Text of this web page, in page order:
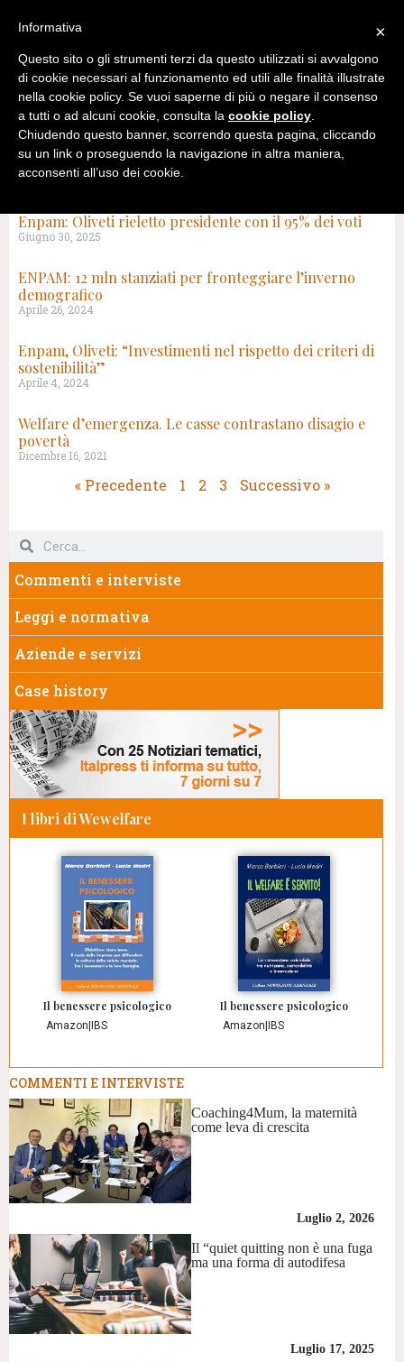
Enpam: Oliveti rieletto presidente con il 95% dei voti
Giugno 30, 2025
ENPAM: 12 mln stanziati per fronteggiare l’inverno
demografico
Aprile 26, 2024
Enpam, Oliveti: “Investimenti nel rispetto dei criteri di
sostenibilità”
Aprile 4, 2024
Welfare d’emergenza. Le casse contrastano disagio e
povertà
Dicembre 16, 2021
« Precedente 1 2 3 Successivo »
Commenti e interviste
Leggi e normativa
Aziende e servizi
Case history
I libri di Wewelfare
Il benessere psicologico
Amazon IBS
Il benessere psicologico
Amazon IBS
COMMENTI E INTERVISTE
Coaching4Mum, la maternità
come leva di crescita
Luglio 2, 2026
Il “quiet quitting non è una fuga
ma una forma di autodifesa
Luglio 17, 2025
×
Informativa
Questo sito o gli strumenti terzi da questo utilizzati si avvalgono
di cookie necessari al funzionamento ed utili alle finalità illustrate
nella cookie policy. Se vuoi saperne di più o negare il consenso
a tutti o ad alcuni cookie, consulta la cookie policy.
Chiudendo questo banner, scorrendo questa pagina, cliccando
su un link o proseguendo la navigazione in altra maniera,
acconsenti all’uso dei cookie.